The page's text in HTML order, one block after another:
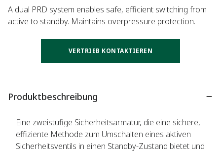
A dual PRD system enables safe, efficient switching from
active to standby. Maintains overpressure protection.
VERTRIEB KONTAKTIEREN
Produktbeschreibung
Eine zweistufige Sicherheitsarmatur, die eine sichere,
effiziente Methode zum Umschalten eines aktiven
Sicherheitsventils in einen Standby-Zustand bietet und